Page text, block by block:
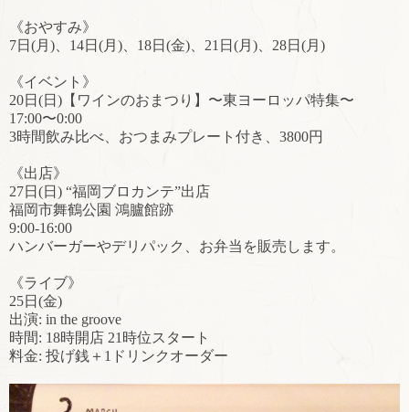
《おやすみ》
7日(月)、14日(月)、18日(金)、21日(月)、28日(月)
《イベント》
20日(日)【ワインのおまつり】〜東ヨーロッパ特集〜
17:00〜0:00
3時間飲み比べ、おつまみプレート付き、 3800円
《出店》
27日(日) “福岡ブロカンテ”出店
福岡市舞鶴公園 鴻臚館跡
9:00-16:00
ハンバーガーやデリパック、お弁当を販売します。
《ライブ》
25日(金)
出演: in the groove
時間: 18時開店 21時位スタート
料金: 投げ銭＋1ドリンクオーダー